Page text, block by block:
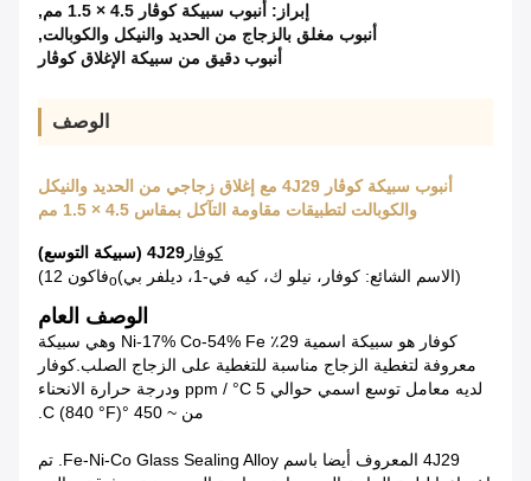
إبراز: أنبوب سبيكة كوڤار 4.5 × 1.5 مم
,
أنبوب مغلق بالزجاج من الحديد والنيكل والكوبالت,
أنبوب دقيق من سبيكة الإغلاق كوڤار
الوصف
أنبوب سبيكة كوڤار 4J29 مع إغلاق زجاجي من الحديد والنيكل
والكوبالت لتطبيقات مقاومة التآكل بمقاس 4.5 × 1.5 مم
كوفار 4J29 (سبيكة التوسع)
(الاسم الشائع: كوفار، نيلو ك، كيه في-1، ديلفر بي)
oفاكون 12)
الوصف العام
كوفار هو سبيكة اسمية 29٪ Ni-17% Co-54% Fe وهي سبيكة
معروفة لتغطية الزجاج مناسبة للتغطية على الزجاج الصلب.كوفار
لديه معامل توسع اسمي حوالي 5 ppm / °C ودرجة حرارة الانحناء
من ~ 450 °C (840 °F).
4J29 المعروف أيضا باسم Fe-Ni-Co Glass Sealing Alloy. تم